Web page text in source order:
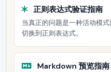
正则表达式验证指南
当真正的问题是一种活动模
切换到正则表达式。
Markdown 预览指南